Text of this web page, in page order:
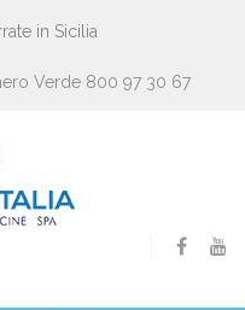
in Sicilia
Verde 800 97 30 67